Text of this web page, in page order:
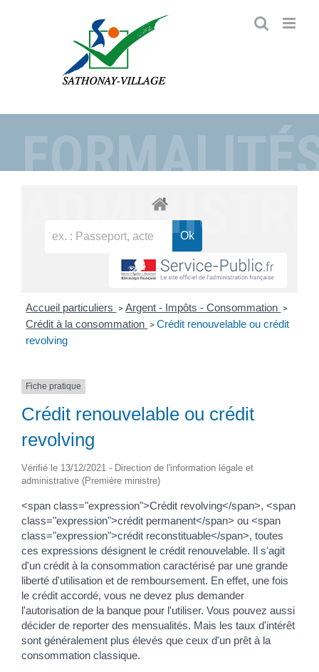
Accueil particuliers > Argent - Impôts - Consommation >
Crédit à la consommation > Crédit renouvelable ou crédit
revolving
Fiche pratique
Crédit renouvelable ou crédit
revolving
Vérifié le 13/12/2021 - Direction de l'information légale et
administrative (Première ministre)
<span class="expression">Crédit revolving</span>, <span
class="expression">crédit permanent</span> ou <span
class="expression">crédit reconstituable</span>, toutes
ces expressions désignent le crédit renouvelable. Il s'agit
d'un crédit à la consommation caractérisé par une grande
liberté d'utilisation et de remboursement. En effet, une fois
le crédit accordé, vous ne devez plus demander
l'autorisation de la banque pour l'utiliser. Vous pouvez aussi
décider de reporter des mensualités. Mais les taux d'intérêt
sont généralement plus élevés que ceux d'un prêt à la
consommation classique.